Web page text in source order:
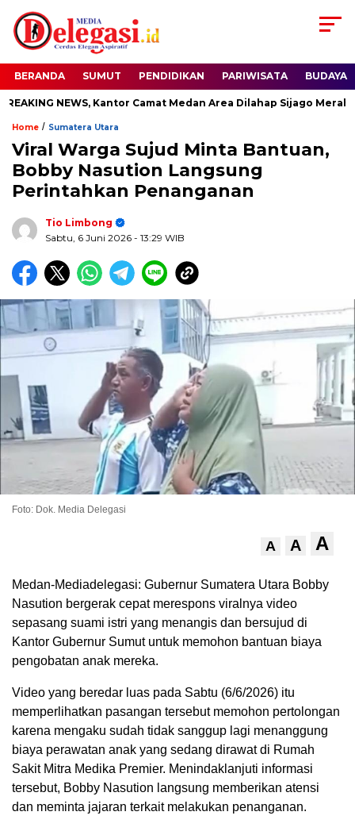
BERANDA SUMUT PENDIDIKAN PARIWISATA BUDAYA
NEWS, Kantor Camat Medan Area Dilahap Sijago Merah
Home / Sumatera Utara
Viral Warga Sujud Minta Bantuan,
Bobby Nasution Langsung
Perintahkan Penanganan
Tio Limbong
Sabtu, 6 Juni 2026 - 13:29 WIB
Foto: Dok. Media Delegasi
A A A
Medan-Mediadelegasi: Gubernur Sumatera Utara Bobby
Nasution bergerak cepat merespons viralnya video
sepasang suami istri yang menangis dan bersujud di
Kantor Gubernur Sumut untuk memohon bantuan biaya
pengobatan anak mereka.
Video yang beredar luas pada Sabtu (6/6/2026) itu
memperlihatkan pasangan tersebut memohon pertolongan
karena mengaku sudah tidak sanggup lagi menanggung
biaya perawatan anak yang sedang dirawat di Rumah
Sakit Mitra Medika Premier. Menindaklanjuti informasi
tersebut, Bobby Nasution langsung memberikan atensi
dan meminta jajaran terkait melakukan penanganan.